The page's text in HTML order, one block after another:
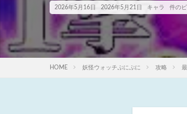
2026年5月16日 2026年5月21日 キャラ 件の
HOME 妖怪ウォッチぷにぷに 攻略